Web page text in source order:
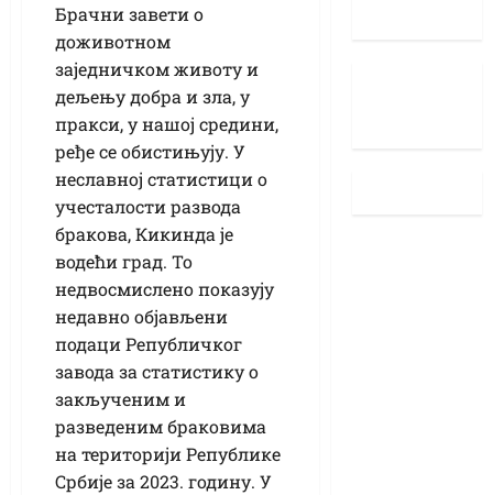
Брачни завети о
доживотном
заједничком животу и
дељењу добра и зла, у
пракси, у нашој средини,
ређе се обистињују. У
неславној статистици о
учесталости развода
бракова, Кикинда је
водећи град. То
недвосмислено показују
недавно објављени
подаци Републичког
завода за статистику о
закљученим и
разведеним браковима
на територији Републике
Србије за 2023. годину. У